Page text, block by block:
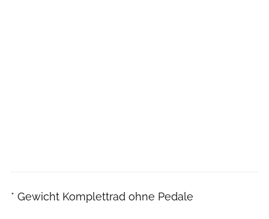
* Gewicht Komplettrad ohne Pedale